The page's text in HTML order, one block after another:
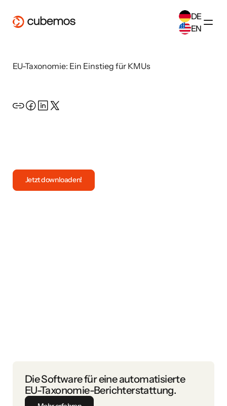
DE
EN
German(
EU-Taxonomie: Ein Einstieg für KMUs
Jetzt downloaden!
Die Software für eine automatisierte
EU-Taxonomie-Berichterstattung.